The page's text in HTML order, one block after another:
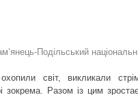
Подільський
охопили світ, викликали
зокрема. Разом із цим